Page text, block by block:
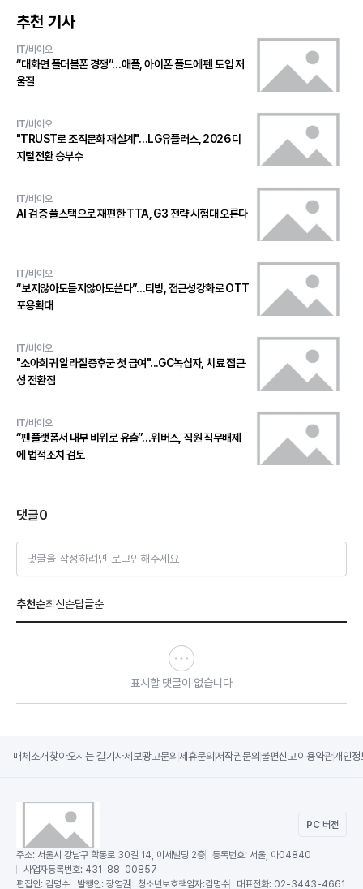
추천 기사
IT/바이오
“대화면 폴더블폰 경쟁”…애플, 아이폰 폴드에 펜 도입 저
울질
IT/바이오
"TRUST로 조직문화 재설계"…LG유플러스, 2026 디
지털전환 승부수
IT/바이오
AI 검증 풀스택으로 재편한 TTA, G3 전략 시험대 오른다
IT/바이오
“보지않아도듣지않아도쓴다”…티빙, 접근성강화로 OTT
포용확대
IT/바이오
"소아희귀 알라질증후군 첫 급여"...GC녹십자, 치료 접근
성 전환점
IT/바이오
“팬플랫폼서 내부 비위로 유출”…위버스, 직원 직무배제
에 법적조치 검토
댓글0
댓글을 작성하려면 로그인해주세요
추천순최신순답글순
표시할 댓글이 없습니다
매체소개 찾아오시는 길기사제보광고문의 제휴문의 저작권문의 불편신고이용약관개인정
PC 버전
주소: 서울시 강남구 학동로 30길 14, 이세빌딩 2층 등록번호: 서울, 아04840
사업자등록번호: 431-88-00857
편집인: 김명수 발행인: 장영권 청소년보호책임자:김명수 대표전화: 02-3443-4661